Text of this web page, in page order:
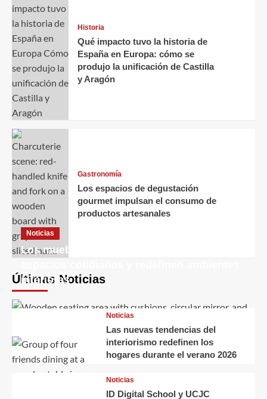
Historia
Qué impacto tuvo la historia de
España en Europa: cómo se
produjo la unificación de Castilla
y Aragón
Gastronomía
Los espacios de degustación
gourmet impulsan el consumo de
productos artesanales
Últimas Noticias
Noticias
Los muebles decorativos transforman
interiores
Noticias
Las nuevas tendencias del
interiorismo redefinen los
hogares durante el verano 2026
Noticias
ID Digital School y UCJC